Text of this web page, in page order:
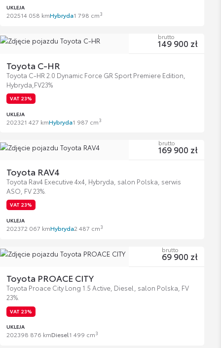
UKLEJA
202514 058 kmHybryda1 798 cm3
Toyota C-HR
Toyota C-HR 2.0 Dynamic Force GR Sport Premiere Edition,
Hybryda,FV23%
VAT 23%
UKLEJA
202321 427 kmHybryda1 987 cm3
brutto
149 900 zł
Toyota RAV4
Toyota Rav4 Executive 4x4, Hybryda, salon Polska, serwis
ASO, FV 23%.
VAT 23%
UKLEJA
202372 067 kmHybryda2 487 cm3
brutto
169 900 zł
Toyota PROACE CITY
Toyota Proace City Long 1.5 Active, Diesel, salon Polska, FV
23%.
VAT 23%
UKLEJA
202398 876 kmDiesel1 499 cm3
brutto
69 900 zł